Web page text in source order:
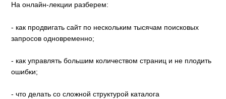
На онлайн-лекции разберем:
- как продвигать сайт по нескольким тысячам поисковых
запросов одновременно;
- как управлять большим количеством страниц и не плодить
ошибки;
- что делать со сложной структурой каталога